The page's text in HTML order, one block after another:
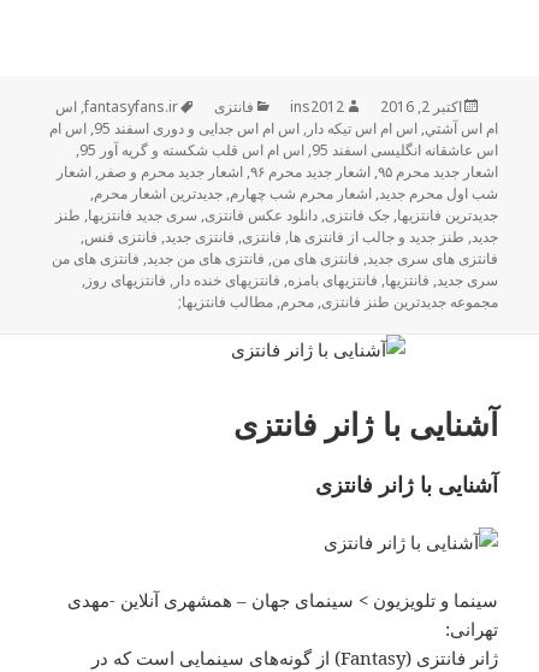
ارسال
شده
در
اکتبر 2, 2016 نویسنده
ins2012 دسته‌ها
فانتزی برچسب‌ها
fantasyfans.ir
,اس
ام اس آشتي,اس ام اس تیکه دار,اس ام اس جدایی و دوری اسفند 95 ,اس ام
اس عاشقانه انگلیسی اسفند 95
,اس ام اس قلب شکسته و گریه آور 95
,
اشعار جدید محرم ۹۵
,اشعار جدید محرم ۹۶ ,اشعار جدید محرم و صفر,اشعار
شب اول محرم جدید,اشعار محرم شب چهارم,جدیدترین اشعار محرم,
جدیدترین فانتزیها,جک فانتزی,دانلود عکس فانتزی, سری جدید فانتزیها, طنز
جدید, طنز جدید و جالب از فانتزی ها, فانتزی, فانتزی جدید, فانتزی فنس,
فانتزی های سری جدید, فانتزی های من, فانتزی های من جدید, فانتزی های من
سری جدید, فانتزیها, فانتزیهای بامزه, فانتزیهای خنده دار, فانتزیهای روز,
مجموعه جدیدترین طنز فانتزی,محرم,مطالب فانتزیها;
آشنایی با ژانر فانتزی
آشنایی با ژانر فانتزی
سینما و تلویزیون > سینمای‌ جهان – همشهری آنلاین -مهدی
تهرانی:
ژانر فانتزی (Fantasy) از گونه‌های سینمایی است که در